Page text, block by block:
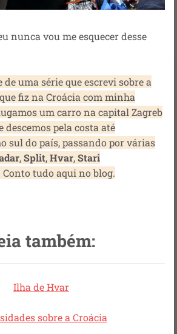
nunca vou me esquecer desse
de uma série que escrevi sobre a
fiz na Croácia com minha
um carro na capital Zagreb
descemos pela costa até
sul do país, passando por várias
,Split,Hvar,Stari
Conto tudo aqui no blog.
também:
Ilha de Hvar
sobre a Croácia